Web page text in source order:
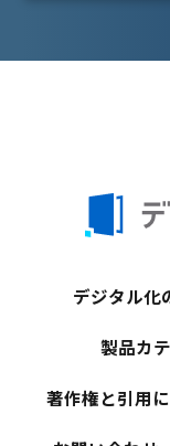
デジタル化
製品カ
著作権と引用